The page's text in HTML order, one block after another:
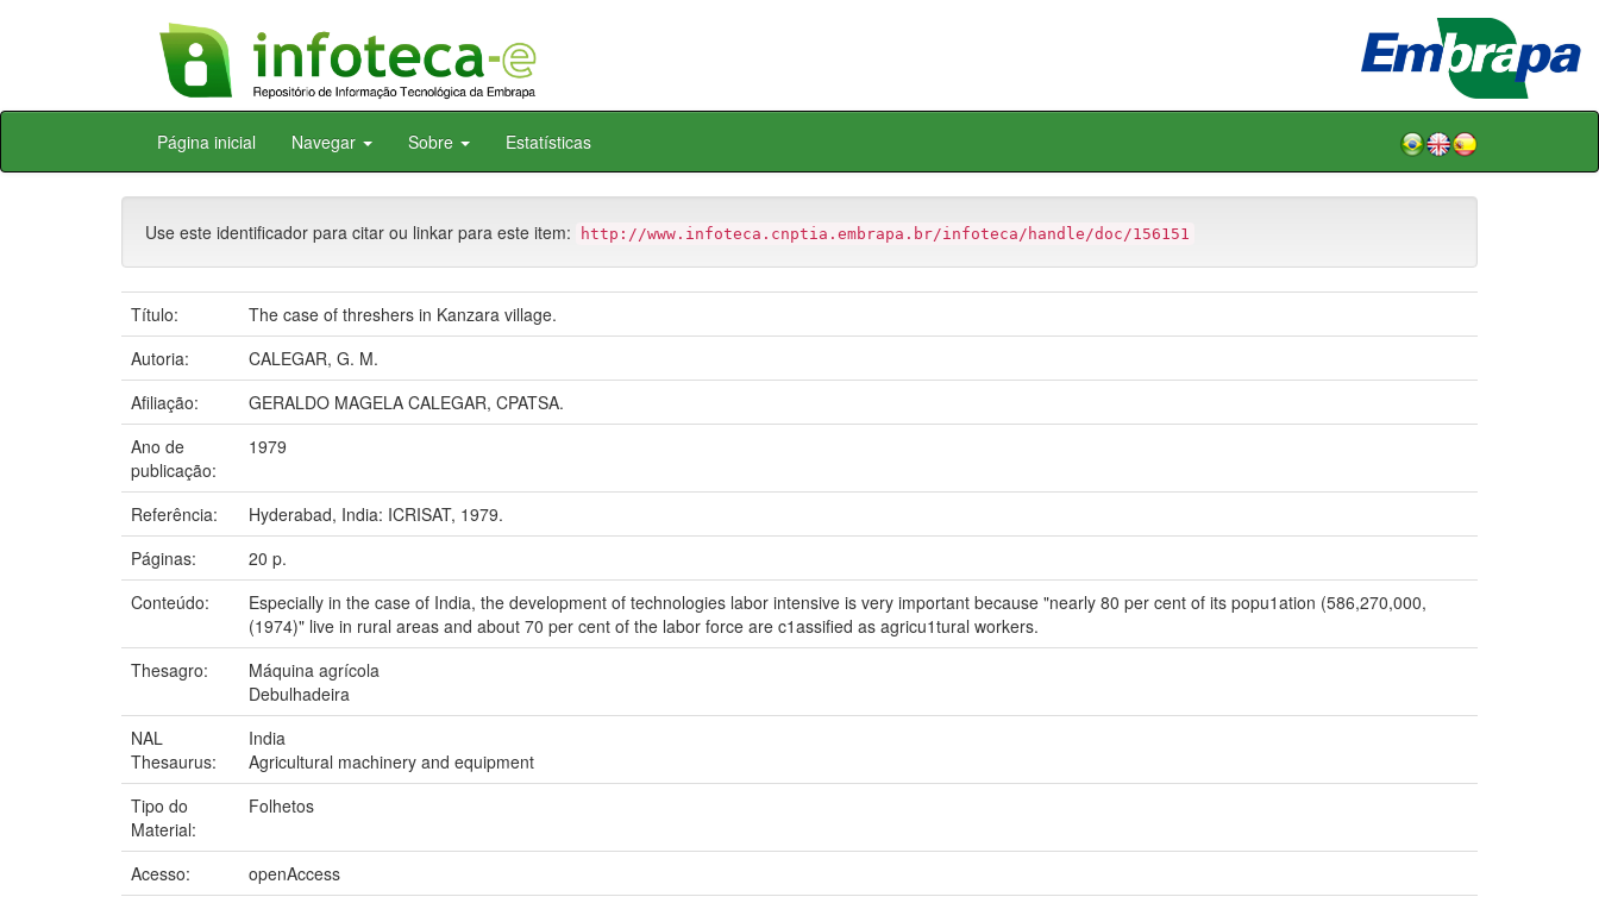
Skip
Página inicial Navegar Sobre Estatísticas
Use este identificador para citar ou linkar para este item: http://www.infoteca.cnptia.embrapa.br/infoteca/handle/doc/156151
Título:
The case of threshers in Kanzara village.
Autoria:
CALEGAR, G. M.
Afiliação:
GERALDO MAGELA CALEGAR, CPATSA.
Ano de
publicação:
1979
Referência:
Hyderabad, India: ICRISAT, 1979.
Páginas:
20 p.
Conteúdo:
Especially in the case of India, the development of technologies labor intensive is very important because "nearly 80 per cent of its popu1ation (586,270,000,
(1974)" live in rural areas and about 70 per cent of the labor force are c1assified as agricu1tural workers.
Thesagro:
Máquina agrícola
Debulhadeira
NAL
Thesaurus:
India
Agricultural machinery and equipment
Tipo do
Material:
Folhetos
Acesso:
openAccess